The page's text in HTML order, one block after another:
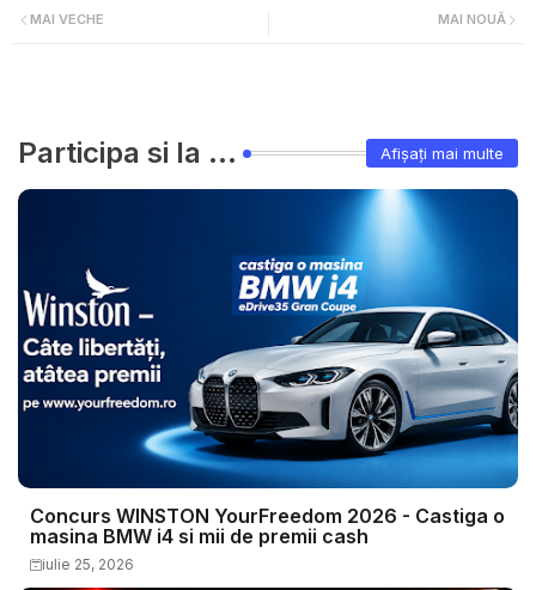
MAI NOUĂ
MAI VECHE
Participa si la ... Afișați mai multe
Concurs WINSTON YourFreedom 2026 - Castiga o
masina BMW i4 si mii de premii cash
iulie 25, 2026